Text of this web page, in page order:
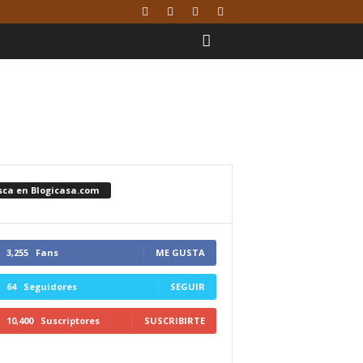
en Blogicasa.com
3,255 Fans ME GUSTA
64 Seguidores SEGUIR
10,400 Suscriptores SUSCRIBIRTE